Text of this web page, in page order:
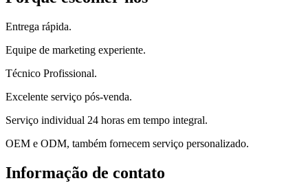
Entrega rápida.
Equipe de marketing experiente.
Técnico Profissional.
Excelente serviço pós-venda.
Serviço individual 24 horas em tempo integral.
OEM e ODM, também fornecem serviço personalizado.
Informação de contato